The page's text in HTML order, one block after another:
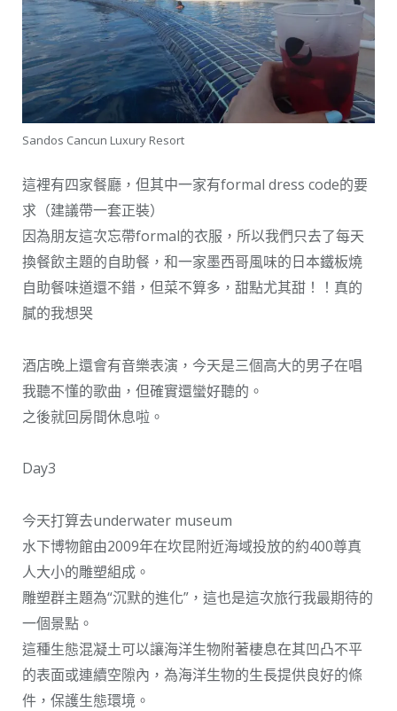
Sandos Cancun Luxury Resort
這裡有四家餐廳，但其中一家有formal dress code的要
求（建議帶一套正裝）
因為朋友這次忘帶formal的衣服，所以我們只去了每天
換餐飲主題的自助餐，和一家墨西哥風味的日本鐵板燒
自助餐味道還不錯，但菜不算多，甜點尤其甜！！真的
膩的我想哭
酒店晚上還會有音樂表演，今天是三個高大的男子在唱
我聽不懂的歌曲，但確實還蠻好聽的。
之後就回房間休息啦。
Day3
今天打算去underwater museum
水下博物館由2009年在坎昆附近海域投放的約400尊真
人大小的雕塑組成。
雕塑群主題為“沉默的進化”，這也是這次旅行我最期待的
一個景點。
這種生態混凝土可以讓海洋生物附著棲息在其凹凸不平
的表面或連續空隙內，為海洋生物的生長提供良好的條
件，保護生態環境。